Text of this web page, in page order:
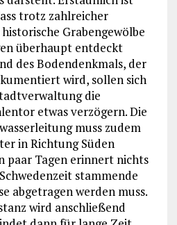
trotz zahlreicher
Grabengewölbe
überhaupt entdeckt
des Bodendenkmals, der
wird, sollen sich
die
etwas verzögern. Die
muss zudem
in Richtung Süden
paar Tagen erinnert nichts
stammende
abgetragen werden muss.
wird anschließend